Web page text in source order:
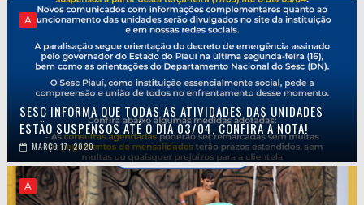
A
SESC INFORMA QUE TODAS AS ATIVIDADES DAS UNIDADES
ESTÃO SUSPENSOS ATÉ O DIA 03/04, CONFIRA A NOTA!
MARÇO 17, 2020
A